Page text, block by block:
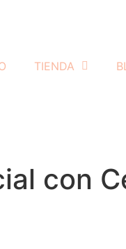
TIENDA
con